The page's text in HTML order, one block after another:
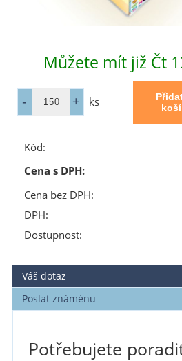
Můžete mít již Čt
ks
Kód:
Cena s DPH:
Cena bez DPH:
DPH:
Dostupnost:
Váš dotaz
Poslat známénu
Potřebujete